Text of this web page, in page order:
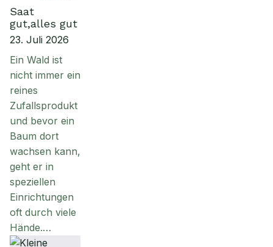
Saat
gut,alles gut
23. Juli 2026
Ein Wald ist
nicht immer ein
reines
Zufallsprodukt
und bevor ein
Baum dort
wachsen kann,
geht er in
speziellen
Einrichtungen
oft durch viele
Hände.…